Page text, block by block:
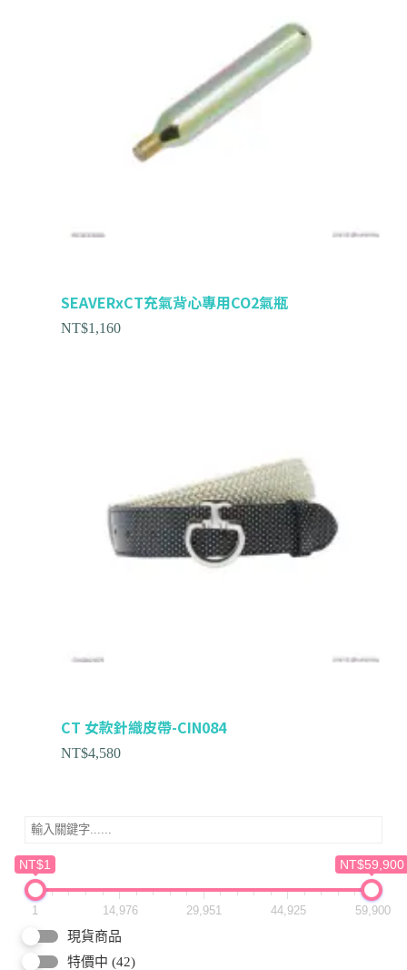
NT$1 NT$59,900
1 14,976 29,951 44,925 59,900
現貨商品
特價中 (42)
SEAVERxCT充氣背心專用CO2氣瓶
NT$1,160
CT 女款針織皮帶-CIN084
NT$4,580